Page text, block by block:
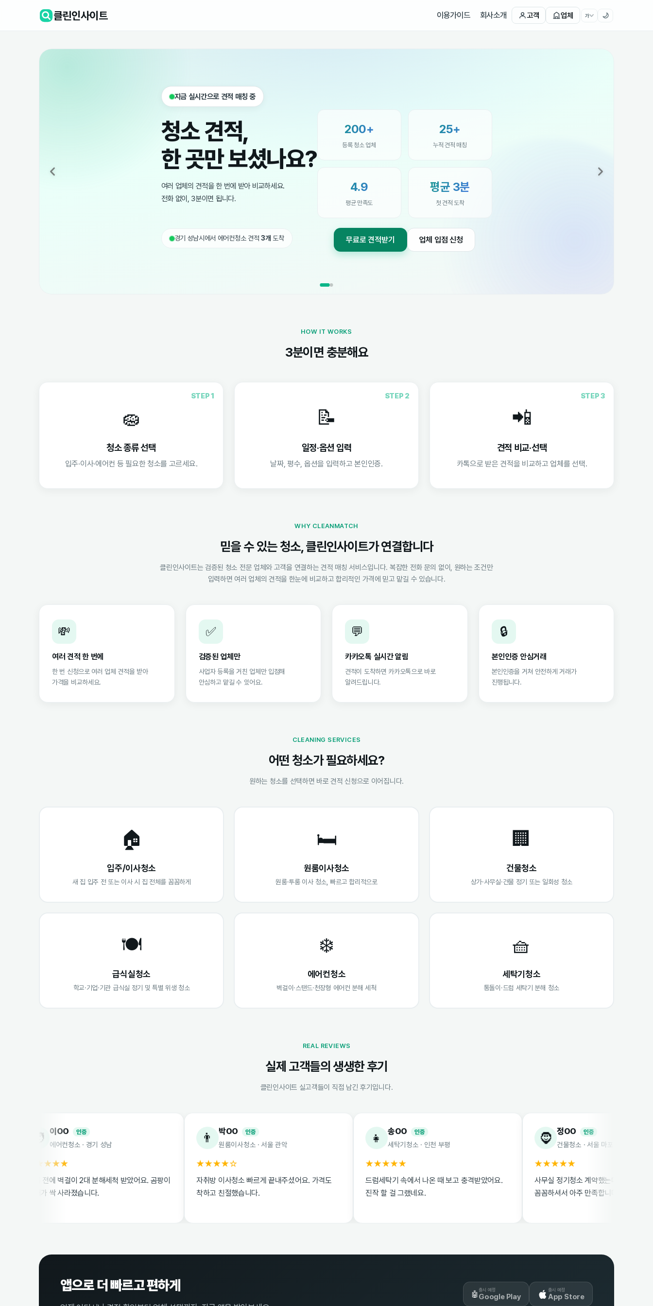
클린인사이트 이용가이드 회사소개 고객 업체 가 🌙
25+
평균 3분
첫 견적 도착
업체 입점 신청
HOW IT WORKS
3분이면 충분해요
STEP 1
🧽
청소 종류 선택
입주·이사·에어컨 등 필요한 청소를 고르세요.
STEP 2
📝
일정·옵션 입력
날짜, 평수, 옵션을 입력하고 본인인증.
STEP 3
📲
견적 비교·선택
카톡으로 받은 견적을 비교하고 업체를 선택.
WHY CLEANMATCH
믿을 수 있는 청소, 클린인사이트가 연결합니다
클린인사이트는 검증된 청소 전문 업체와 고객을 연결하는 견적 매칭 서비스입니다. 복잡한 전화 문의 없이, 원하는 조건만
입력하면 여러 업체의 견적을 한눈에 비교하고 합리적인 가격에 믿고 맡길 수 있습니다.
💸
여러 견적 한 번에
한 번 신청으로 여러 업체 견적을 받아
가격을 비교하세요.
✅
검증된 업체만
사업자 등록을 거친 업체만 입점해
안심하고 맡길 수 있어요.
💬
카카오톡 실시간 알림
견적이 도착하면 카카오톡으로 바로
알려드립니다.
🔒
본인인증 안심거래
본인인증을 거쳐 안전하게 거래가
진행됩니다.
CLEANING SERVICES
어떤 청소가 필요하세요?
원하는 청소를 선택하면 바로 견적 신청으로 이어집니다.
🏠
입주/이사청소
새 집 입주 전 또는 이사 시 집 전체를 꼼꼼하게
🛏️
원룸이사청소
원룸·투룸 이사 청소, 빠르고 합리적으로
🏢
건물청소
상가·사무실·건물 정기 또는 일회성 청소
🍽️
급식실청소
학교·기업·기관 급식실 정기 및 특별 위생 청소
❄️
에어컨청소
벽걸이·스탠드·천장형 에어컨 분해 세척
🧺
세탁기청소
통돌이·드럼 세탁기 분해 청소
REAL REVIEWS
실제 고객들의 생생한 후기
클린인사이트 실고객들이 직접 남긴 후기입니다.
인증
에어컨청소 · 경기 성남
전에 벽걸이 2대 분해세척 받았어요. 곰팡이
가 싹 사라졌습니다.
박OO 인증
원룸이사청소 · 서울 관악
★★★★☆
자취방 이사청소 빠르게 끝내주셨어요. 가격도
착하고 친절했습니다.
송OO 인증
세탁기청소 · 인천 부평
★★★★★
드럼세탁기 속에서 나온 때 보고 충격받았어요.
진작 할 걸 그랬네요.
정OO 인증
건물청소 · 서울 마포
★★★★★
사무실 정기청소 계약했는데 매니저님들이
꼼꼼하셔서 아주 만족합니다.
앱으로 더 빠르고 편하게
🤖출시 예정
Google Play
출시 예정
App Store